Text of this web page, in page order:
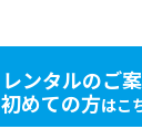
レンタルのご
初めての方はこ